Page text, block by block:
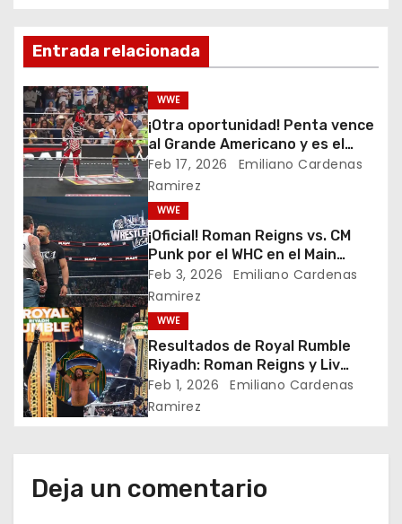
g
a
c
i
ó
n
d
e
e
n
a
Entrada relacionada
WWE
¡Otra oportunidad! Penta vence
al Grande Americano y es el
retador N.º 1 por el campeonato
IC
Feb 17, 2026
Emiliano Cardenas
Ramirez
WWE
¡Oficial! Roman Reigns vs. CM
Punk por el WHC en el Main
Event de WrestleMania 42
Feb 3, 2026
Emiliano Cardenas
Ramirez
WWE
Resultados de Royal Rumble
Riyadh: Roman Reigns y Liv
Morgan conquistan el Royal
Rumble y van a WrestleMania;
AJ Styles se despide de la WWE
Feb 1, 2026
Emiliano Cardenas
Ramirez
Deja un comentario